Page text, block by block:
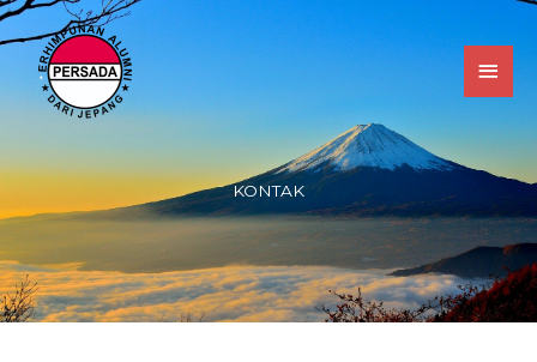
Skip
to
content
KONTAK